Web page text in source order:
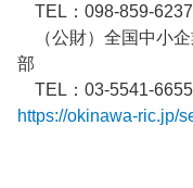
TEL：098-859-
（公財）全国中小
部
TEL：03-5541-6655
https://okinawa-ric.jp/